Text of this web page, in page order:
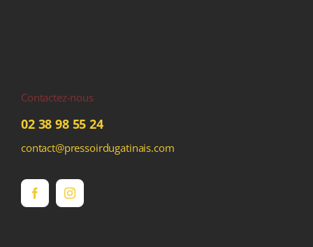
Contactez-nous
02 38 98 55 24
contact@pressoirdugatinais.com